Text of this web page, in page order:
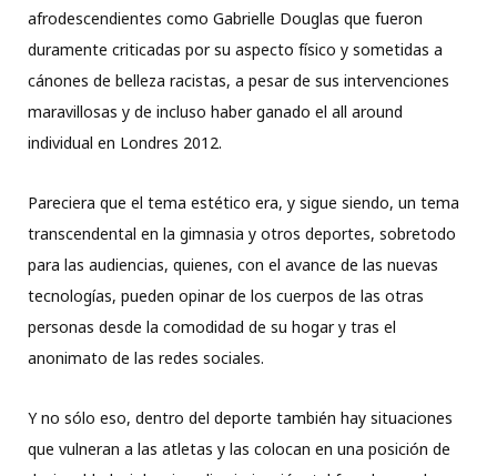
afrodescendientes como Gabrielle Douglas que fueron
duramente criticadas por su aspecto físico y sometidas a
cánones de belleza racistas, a pesar de sus intervenciones
maravillosas y de incluso haber ganado el all around
individual en Londres 2012.
Pareciera que el tema estético era, y sigue siendo, un tema
transcendental en la gimnasia y otros deportes, sobretodo
para las audiencias, quienes, con el avance de las nuevas
tecnologías, pueden opinar de los cuerpos de las otras
personas desde la comodidad de su hogar y tras el
anonimato de las redes sociales.
Y no sólo eso, dentro del deporte también hay situaciones
que vulneran a las atletas y las colocan en una posición de